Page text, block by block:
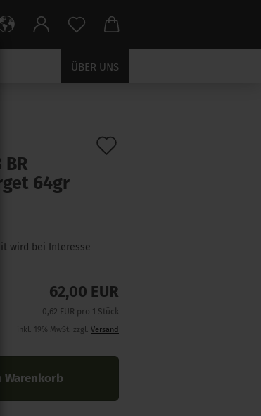
ÜBER UNS
BR
64gr
wird bei Interesse
62,00 EUR
0,62 EUR pro 1 Stück
inkl. 19% MwSt. zzgl. Versand
Warenkorb